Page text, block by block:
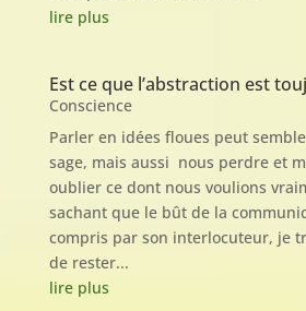
lire plus
Est ce que l’abstraction est
Conscience
Parler en idées floues peut
sage, mais aussi nous perdre et
oublier ce dont nous voulions
sachant que le bût de la
compris par son interlocuteur, je
de rester...
lire plus